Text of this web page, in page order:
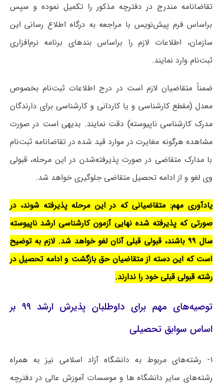
تقاضانامه مندرج در دفترچه مذکور را تکمیل نموده و سپس
براساس فرم پیش‌نویس با مراجعه به درگاه اطلاع رسانی این
سازمان، اطلاعات لازم را براساس بندهای برنامه ‌نرم‌افزاری
ثبت‌نام وارد نمایند.
ضمناً متقاضیان لازم است در درج اطلاعات ثبت‌نام بخصوص
معدل (مقطع کارشناسی و یا کاردانی و کارشناسی برای دارندگان
مدرک کارشناسی ناپیوسته) دقت نمایند. بدیهی است در صورت
مشاهده هرگونه مغایرت در موارد قید شده در تقاضانامه ثبت‌نام
با مدارک متقاضی در صورت پذیرفته‌شدن در این مرحله، قبولی
وی لغو و از ادامه تحصیل متقاضی جلوگیری خواهد شد.
یادآوری مهم: متقاضیانی که در این مرحله پذیرفته شوند، در
صورتی که پذیرفته شده نهایی آزمون کارشناسی ارشد ناپیوسته
سال ۹۹ باشند، قبولی قبلی آنان لغو خواهد شد. لازم به توضیح
است که این دسته از متقاضیان حق بازگشت و ادامه تحصیل در
رشته قبولی قبلی خود را ندارند.
توصیه‌های‌ مهم‌ برای داوطلبان پذیرش ارشد ۹۹ بر
اساس سوابق تحصیلی
۱- رشته‌های مربوط به دانشگاه آزاد اسلامی نیز به همراه
رشته‌های سایر دانشگاه ها و موسسات آموزش عالی در دفترچه